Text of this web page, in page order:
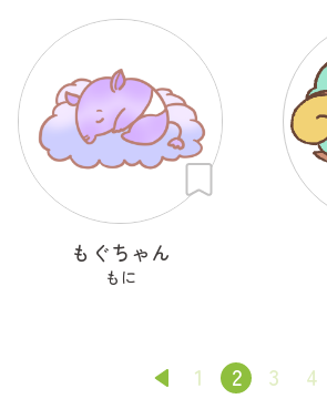
もぐちゃん
もに
1 2 3 4